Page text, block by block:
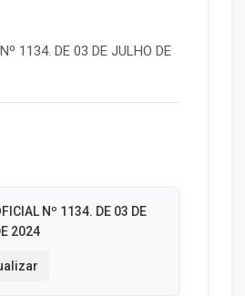
1134. DE 03 DE JULHO DE
Nº 1134. DE 03 DE
2024